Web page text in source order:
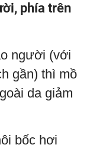
phía trên
người (với
gần) thì mồ
da giảm
bốc hơi